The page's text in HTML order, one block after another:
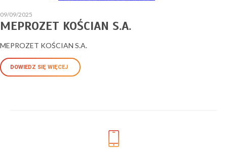
09/09/2025
MEPROZET KOŚCIAN S.A.
MEPROZET KOŚCIAN S.A.
DOWIEDZ SIĘ WIĘCEJ